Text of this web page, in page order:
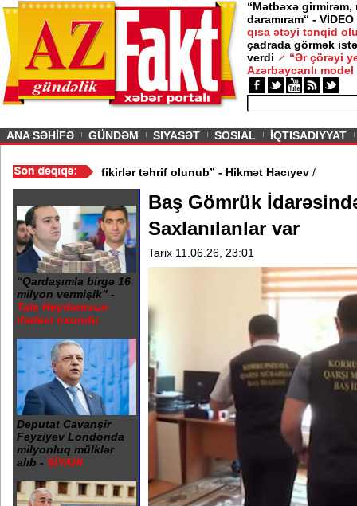
“Mətbəxə girmirəm,
daramıram“ - VİDEO
qısa ətəyi tənqid
çadrada görmək
verdi
“Ər çörəyi
Azərbaycanlı model
ANA SƏHİFƏ GÜNDƏM SIYASƏT SOSIAL İQTISADIYYAT
VİDEO/“Mənə aid bəzi fikirlər təhrif olunub” - Hikmət Hacıyev
“Qardaşımla birgə 16
milyon vermişik” -
Tale Heydərovun
ifadəsi oxundu
Deputat Cavanşir
Feyziyev Londonda
milyonluq mülklər
alıb - SİYAHI
Baş Gömrük
Saxlanılanlar var
Tarix 11.06.26, 23:01